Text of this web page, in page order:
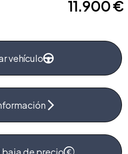
11.900 €
vehículo
baja de precio